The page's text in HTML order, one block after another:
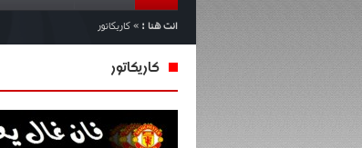
انت هنا : » كاريكاتور
كاريكاتور